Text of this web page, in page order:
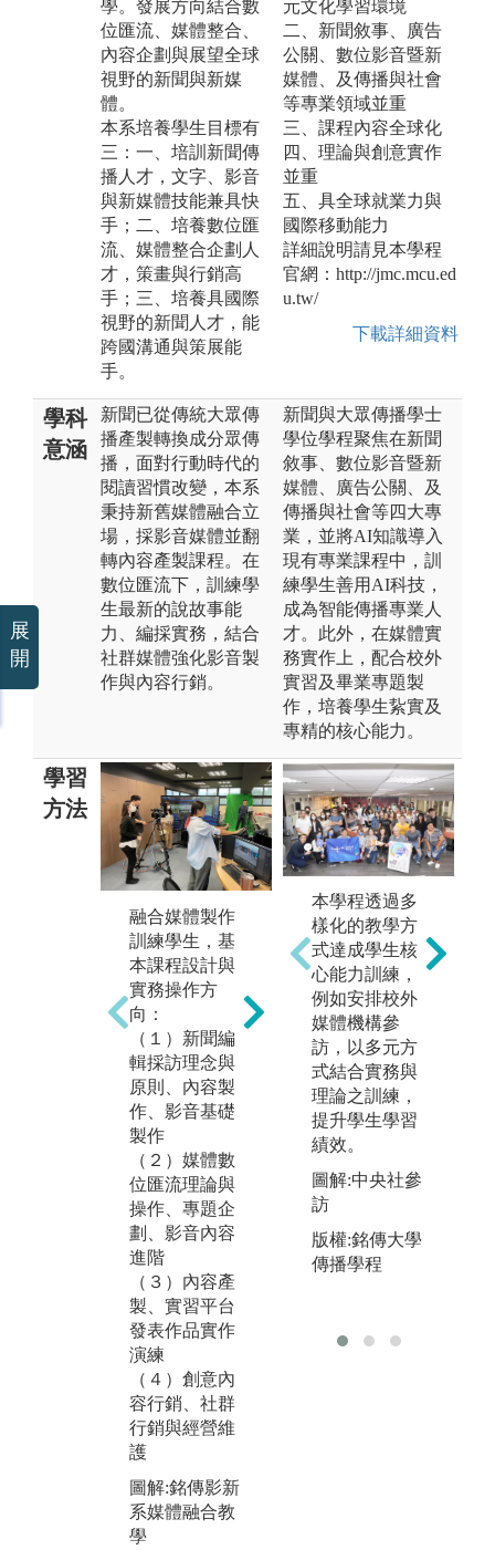
學。發展方向結合數
位匯流、媒體整合、
內容企劃與展望全球
視野的新聞與新媒
體。
本系培養學生目標有
三：一、培訓新聞傳
播人才，文字、影音
與新媒體技能兼具快
手；二、培養數位匯
流、媒體整合企劃人
才，策畫與行銷高
手；三、培養具國際
視野的新聞人才，能
跨國溝通與策展能
手。
元文化學習環境
二、新聞敘事、廣告
公關、數位影音暨新
媒體、及傳播與社會
等專業領域並重
三、課程內容全球化
四、理論與創意實作
並重
五、具全球就業力與
國際移動能力
詳細說明請見本學程
官網：http://jmc.mcu.ed
u.tw/
下載詳細資料
學科
意涵
新聞已從傳統大眾傳
播產製轉換成分眾傳
播，面對行動時代的
閱讀習慣改變，本系
秉持新舊媒體融合立
場，採影音媒體並翻
轉內容產製課程。在
數位匯流下，訓練學
生最新的說故事能
力、編採實務，結合
社群媒體強化影音製
作與內容行銷。
新聞與大眾傳播學士
學位學程聚焦在新聞
敘事、數位影音暨新
媒體、廣告公關、及
傳播與社會等四大專
業，並將AI知識導入
現有專業課程中，訓
練學生善用AI科技，
成為智能傳播專業人
才。此外，在媒體實
務實作上，配合校外
實習及畢業專題製
作，培養學生紥實及
專精的核心能力。
學習
方法
融合媒體製作
訓練學生，基
本課程設計與
實務操作方
向：
（１）新聞編
輯採訪理念與
原則、內容製
作、影音基礎
製作
（２）媒體數
位匯流理論與
操作、專題企
劃、影音內容
進階
（３）內容產
製、實習平台
發表作品實作
演練
（４）創意內
容行銷、社群
行銷與經營維
護
圖解:銘傳影新
系媒體融合教
學
媒體數位匯流
關鍵是平台建
置，本系自201
8年元月實習媒
體全面改版，
新的平台，編
採作品、專訪
與人物報導、
電子書與影音
製作等，皆在
《銘報MOL》
平台露出，與
學生學習。
本學程透過多
樣化的教學方
式達成學生核
心能力訓練，
例如安排校外
媒體機構參
訪，以多元方
式結合實務與
理論之訓練，
提升學生學習
績效。
圖解:中央社參
訪
版權:銘傳大學
傳播學程
展
開